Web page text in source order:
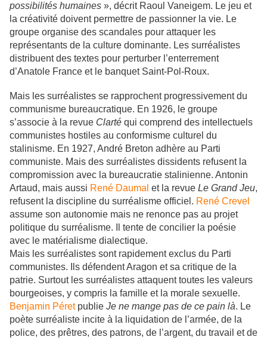
possibilités humaines », décrit Raoul Vaneigem. Le jeu et
la créativité doivent permettre de passionner la vie. Le
groupe organise des scandales pour attaquer les
représentants de la culture dominante. Les surréalistes
distribuent des textes pour perturber l’enterrement
d’Anatole France et le banquet Saint-Pol-Roux.
Mais les surréalistes se rapprochent progressivement du
communisme bureaucratique. En 1926, le groupe
s’associe à la revue Clarté qui comprend des intellectuels
communistes hostiles au conformisme culturel du
stalinisme. En 1927, André Breton adhère au Parti
communiste. Mais des surréalistes dissidents refusent la
compromission avec la bureaucratie stalinienne. Antonin
Artaud, mais aussi René Daumal et la revue Le Grand Jeu,
refusent la discipline du surréalisme officiel. René Crevel
assume son autonomie mais ne renonce pas au projet
politique du surréalisme. Il tente de concilier la poésie
avec le matérialisme dialectique.
Mais les surréalistes sont rapidement exclus du Parti
communistes. Ils défendent Aragon et sa critique de la
patrie. Surtout les surréalistes attaquent toutes les valeurs
bourgeoises, y compris la famille et la morale sexuelle.
Benjamin Péretpublie Je ne mange pas de ce pain là. Le
poète surréaliste incite à la liquidation de l’armée, de la
police, des prêtres, des patrons, de l’argent, du travail et de